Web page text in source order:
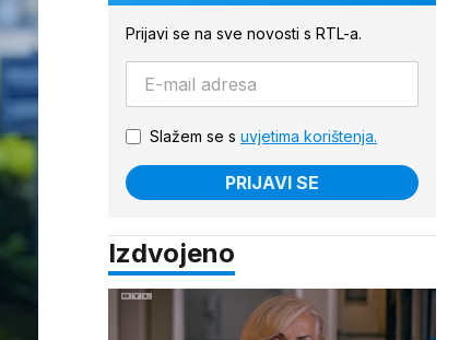
Prijavi se na sve novosti s RTL-a.
Slažem se s uvjetima korištenja.
PRIJAVI SE
Izdvojeno